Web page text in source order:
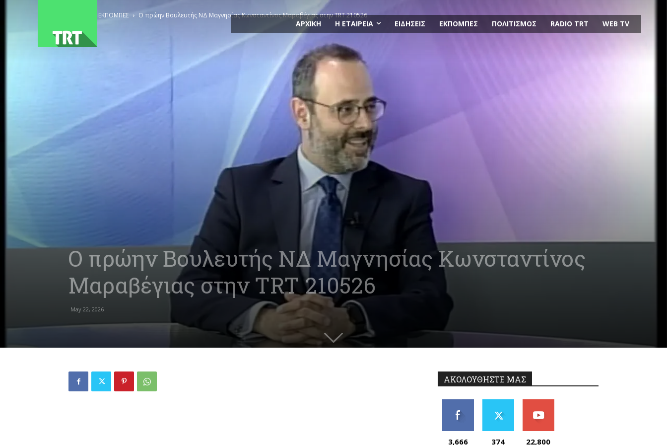
ΑΡΧΙΚΗ Η ΕΤΑΙΡΕΙΑ ΕΙΔΗΣΕΙΣ ΕΚΠΟΜΠΕΣ ΠΟΛΙΤΙΣΜΟΣ RADIO TRT WEB TV
ΕΚΠΟΜΠΕΣ Ο πρώην Βουλευτής ΝΔ Μαγνησίας Κωνσταντίνος Μαραβέγιας στην TRT 210526
Ο πρώην Βουλευτής ΝΔ Μαγνησίας Κωνσταντίνος
Μαραβέγιας στην TRT 210526
May 22, 2026
ΑΚΟΛΟΥΘΗΣΤΕ ΜΑΣ
3,666 374 22,800